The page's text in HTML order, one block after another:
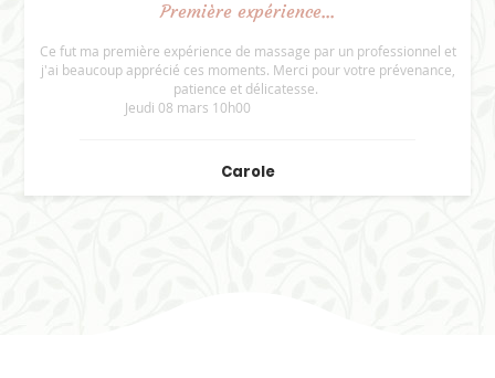
Première expérience...
Ce fut ma première expérience de massage par un professionnel et
j'ai beaucoup apprécié ces moments. Merci pour votre prévenance,
patience et délicatesse.
Jeudi 08 mars 10h00
Carole